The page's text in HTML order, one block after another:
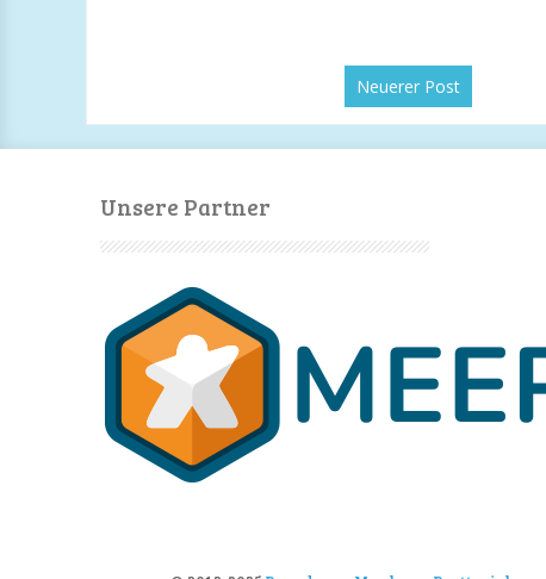
Neuerer Post
Unsere Partner